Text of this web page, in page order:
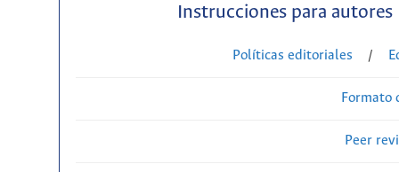
Instrucciones para autores
Políticas editoriales /
Formato
Peer